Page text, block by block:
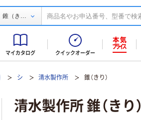
錐（き ...
マイカタログ クイックオーダー
シ 清水製作所 錐（きり）
清水製作所 錐（きり）